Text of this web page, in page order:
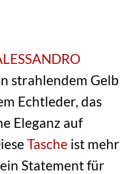
strahlendem Gelb
Echtleder, das
Eleganz auf
Tasche ist mehr
Statement für